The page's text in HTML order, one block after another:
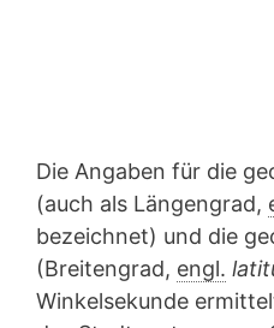
Die Angaben für die
(auch als Längengrad,
bezeichnet) und die
(Breitengrad, engl.
Winkelsekunde